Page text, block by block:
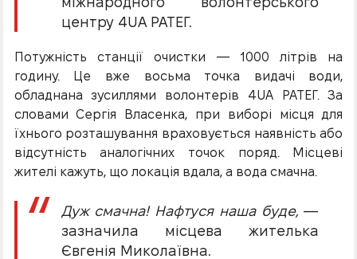
центру 4UA РАТЕГ.
Потужність станції очистки — 1000 літрів на
годину. Це вже восьма точка видачі води,
обладнана зусиллями волонтерів 4UA РАТЕГ. За
словами Сергія Власенка, при виборі місця для
їхнього розташування враховується наявність або
відсутність аналогічних точок поряд. Місцеві
жителі кажуть, що локація вдала, а вода смачна.
Дуж смачна! Нафтуся наша буде, —
зазначила місцева жителька
Євгенія Миколаївна.